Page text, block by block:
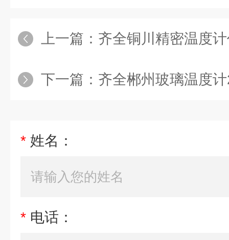
上一篇： 齐全铜川精密温度
下一篇： 齐全郴州玻璃温度
* 姓名：
* 电话：